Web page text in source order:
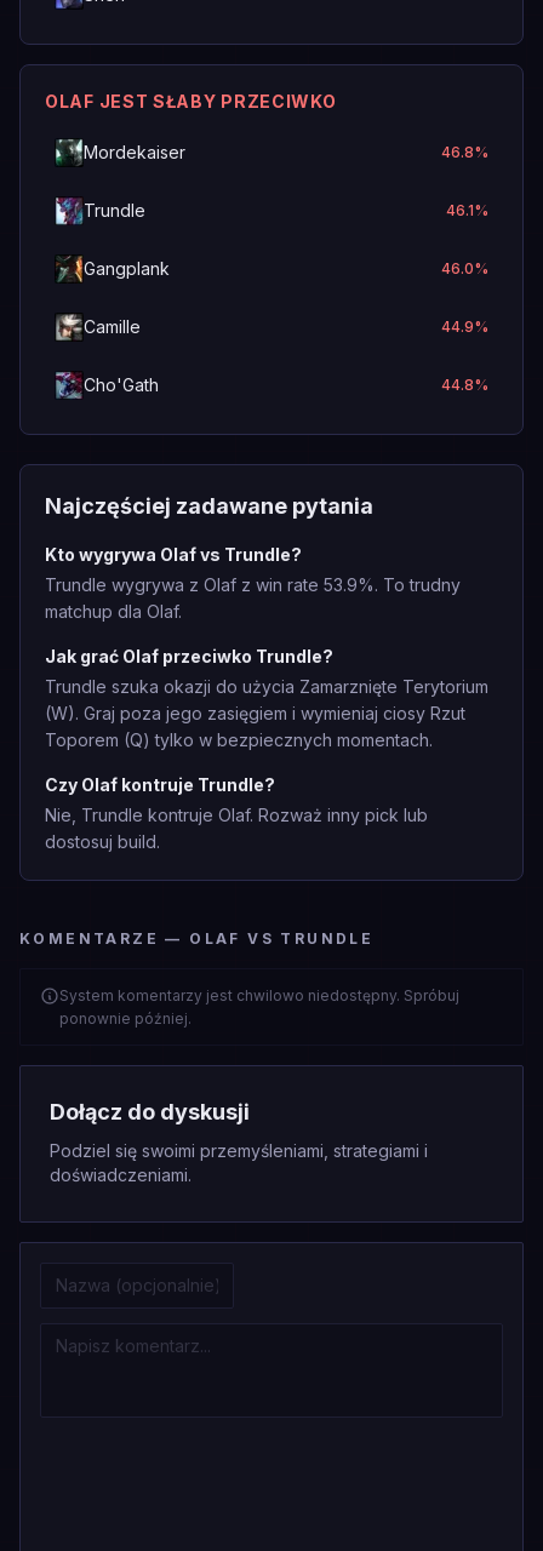
OLAF JEST SŁABY PRZECIWKO
Mordekaiser 46.8%
Trundle 46.1%
Gangplank 46.0%
Camille 44.9%
Cho'Gath 44.8%
Najczęściej zadawane pytania
Kto wygrywa Olaf vs Trundle?
Trundle wygrywa z Olaf z win rate 53.9%. To trudny
matchup dla Olaf.
Jak grać Olaf przeciwko Trundle?
Trundle szuka okazji do użycia Zamarznięte Terytorium
(W). Graj poza jego zasięgiem i wymieniaj ciosy Rzut
Toporem (Q) tylko w bezpiecznych momentach.
Czy Olaf kontruje Trundle?
Nie, Trundle kontruje Olaf. Rozważ inny pick lub
dostosuj build.
KOMENTARZE — OLAF VS TRUNDLE
System komentarzy jest chwilowo niedostępny. Spróbuj
ponownie później.
Dołącz do dyskusji
Podziel się swoimi przemyśleniami, strategiami i
doświadczeniami.